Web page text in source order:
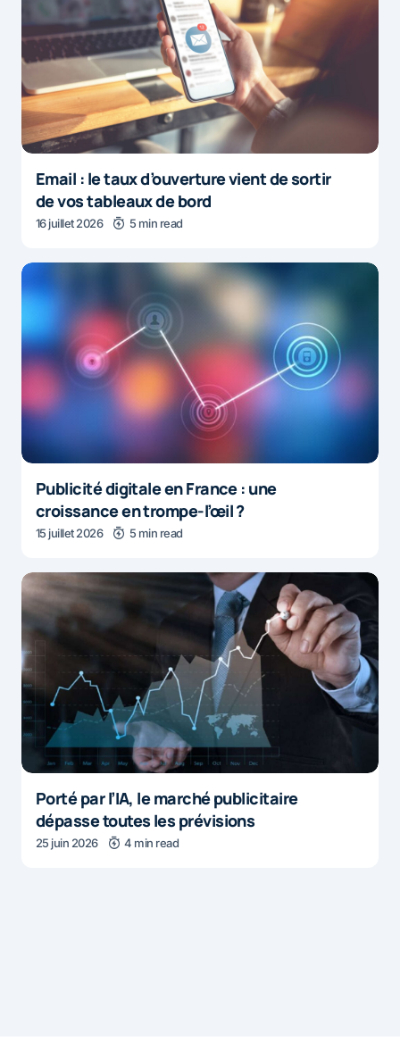
Email : le taux d’ouverture vient de sortir
de vos tableaux de bord
16 juillet 2026 5 min read
Publicité digitale en France : une
croissance en trompe-l’œil ?
15 juillet 2026 5 min read
Porté par l’IA, le marché publicitaire
dépasse toutes les prévisions
25 juin 2026 4 min read